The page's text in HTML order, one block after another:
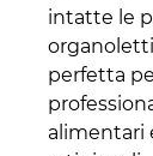
intatte le
perfetta
alimentari